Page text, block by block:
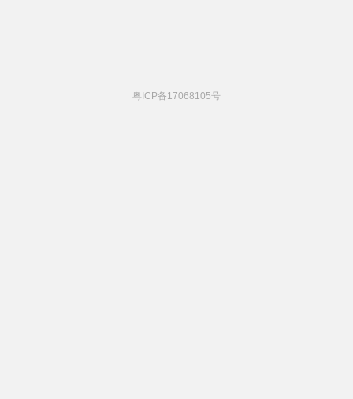
粤ICP备17068105号